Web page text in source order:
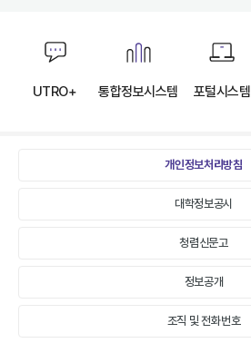
자주
찾는
UTRO+ 통합정보시스템 포털시스템
개인정보처리방침
대학정보공시
청렴신문고
정보공개
조직 및 전화번호